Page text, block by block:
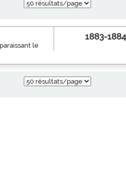
le
1883-1884